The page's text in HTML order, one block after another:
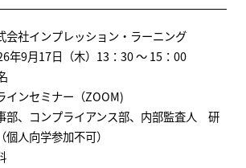
インプレッション・ラーニング
17日（木）13：30 ～ 15：00
ンセミナー（ZOOM)
、コンプライアンス部、内部監査人 研
向学参加不可）